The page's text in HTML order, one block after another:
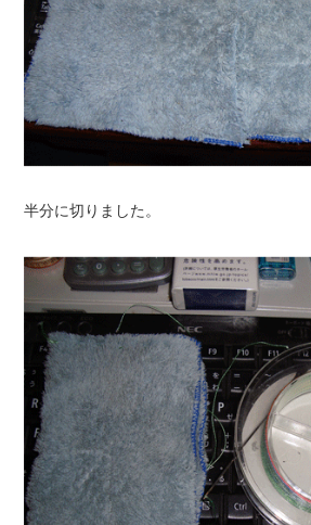
半分に切りました。